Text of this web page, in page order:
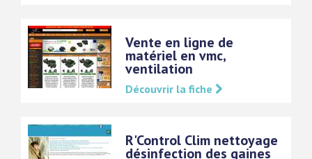
Vente en ligne de
matériel en vmc,
ventilation
Découvrir la fiche
R'Control Clim nettoyage
désinfection des gaines